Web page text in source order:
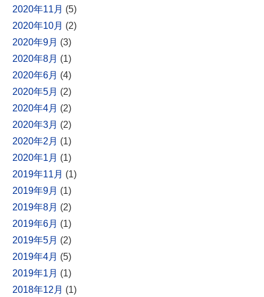
2020年11月 (5)
2020年10月 (2)
2020年9月 (3)
2020年8月 (1)
2020年6月 (4)
2020年5月 (2)
2020年4月 (2)
2020年3月 (2)
2020年2月 (1)
2020年1月 (1)
2019年11月 (1)
2019年9月 (1)
2019年8月 (2)
2019年6月 (1)
2019年5月 (2)
2019年4月 (5)
2019年1月 (1)
2018年12月 (1)